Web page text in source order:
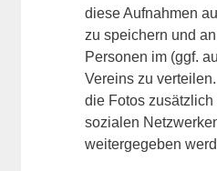
diese Aufnahmen
zu speichern und
Personen im (ggf.
Vereins zu
die Fotos zusätzlich
sozialen
weitergegeben